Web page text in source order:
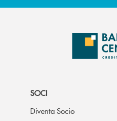
SOCI
Diventa Socio